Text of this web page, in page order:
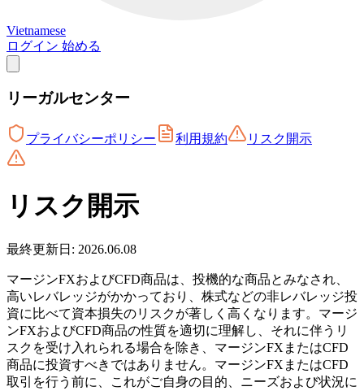
Vietnamese
ログイン 始める
リーガルセンター
プライバシーポリシー 利用規約 リスク開示
リスク開示
最終更新日: 2026.06.08
マージンFXおよびCFD商品は、投機的な商品とみなされ、
高いレバレッジがかかっており、株式などの非レバレッジ投
資に比べて資本損失のリスクが著しく高くなります。マージ
ンFXおよびCFD商品の性質を適切に理解し、それに伴うリ
スクを受け入れられる場合を除き、マージンFXまたはCFD
商品に投資すべきではありません。マージンFXまたはCFD
取引を行う前に、これがご自身の目的、ニーズおよび状況に